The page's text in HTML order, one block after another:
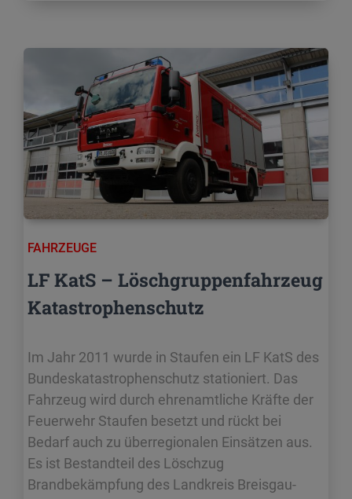
FAHRZEUGE
LF KatS – Löschgruppenfahrzeug
Katastrophenschutz
Im Jahr 2011 wurde in Staufen ein LF KatS des
Bundeskatastrophenschutz stationiert. Das
Fahrzeug wird durch ehrenamtliche Kräfte der
Feuerwehr Staufen besetzt und rückt bei
Bedarf auch zu überregionalen Einsätzen aus.
Es ist Bestandteil des Löschzug
Brandbekämpfung des Landkreis Breisgau-